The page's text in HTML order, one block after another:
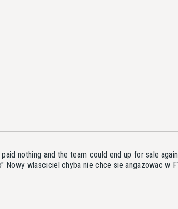
paid nothing and the team could end up for sale again
Nowy wlasciciel chyba nie chce sie angazowac w